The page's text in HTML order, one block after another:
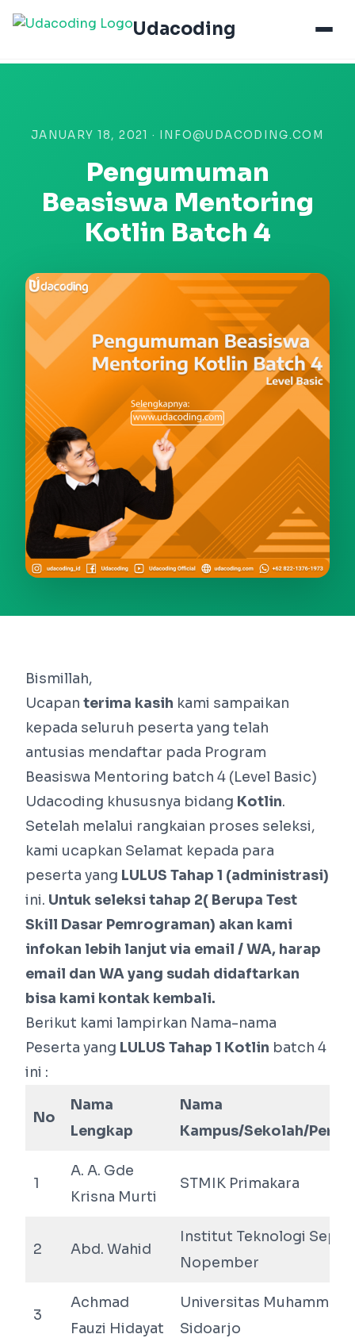
Udacoding
JANUARY 18, 2021 · INFO@UDACODING.COM
Pengumuman
Beasiswa Mentoring
Kotlin Batch 4
Bismillah,
Ucapan terima kasih kami sampaikan
kepada seluruh peserta yang telah
antusias mendaftar pada Program
Beasiswa Mentoring batch 4 (Level Basic)
Udacoding khususnya bidang Kotlin.
Setelah melalui rangkaian proses seleksi,
kami ucapkan Selamat kepada para
peserta yang LULUS Tahap 1 (administrasi)
ini. Untuk seleksi tahap 2( Berupa Test
Skill Dasar Pemrograman) akan kami
infokan lebih lanjut via email / WA, harap
email dan WA yang sudah didaftarkan
bisa kami kontak kembali.
Berikut kami lampirkan Nama-nama
Peserta yang LULUS Tahap 1 Kotlin batch 4
ini :
No
Nama
Lengkap
Nama
Kampus/Sekolah/
1
A. A. Gde
Krisna Murti
STMIK Primakara
2 Abd. Wahid
Institut Teknologi
Nopember
3
Achmad
Fauzi Hidayat
Universitas
Sidoarjo